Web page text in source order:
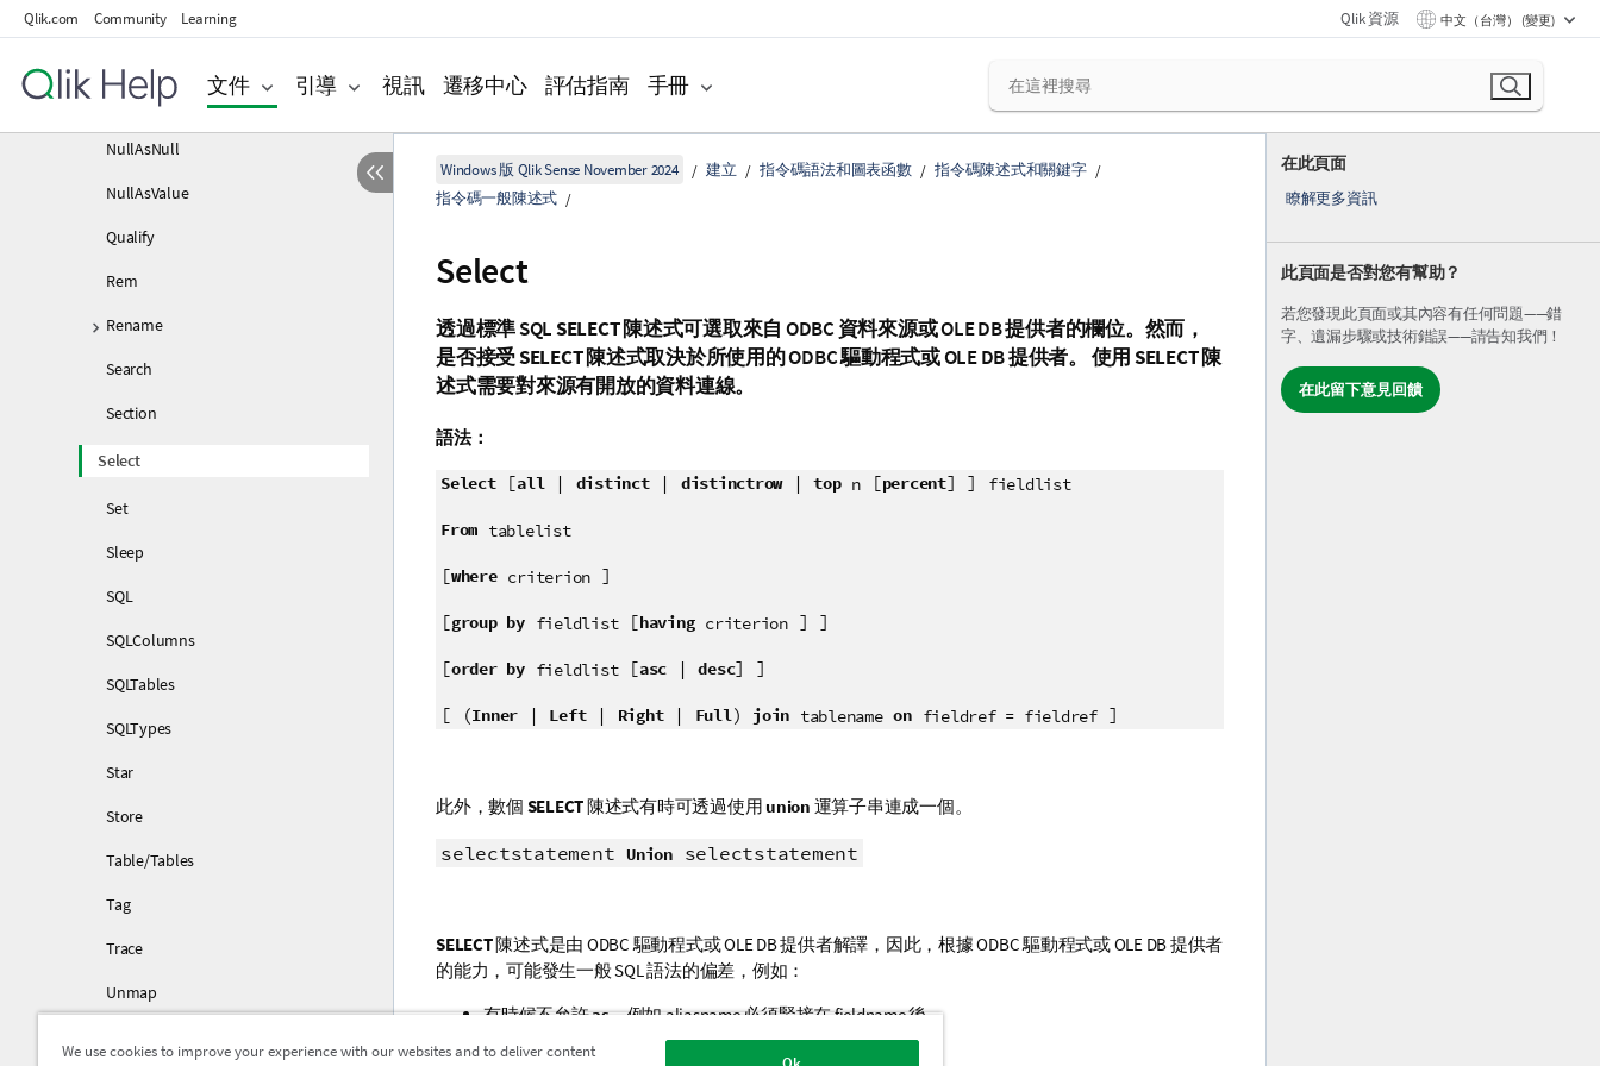
Qlik.com Community Learning Qlik 資源 中文（台灣） (變更)
文件 引導 視訊 遷移中心 評估指南 手冊
Let
Map
NullAsNull
NullAsValue
Qualify
Rem
Rename
Search
Section
Select
Set
Sleep
SQL
SQLColumns
SQLTables
SQLTypes
Star
Store
Table/Tables
Tag
Trace
Unmap
在此頁面
瞭解更多資訊
此頁面是否對您有幫助？
若您發現此頁面或其內容有任何問題——錯
字、遺漏步驟或技術錯誤——請告知我們！
在此留下意見回饋
Windows 版 Qlik Sense November 2024 建立 指令碼語法和圖表函數
指令碼陳述式和關鍵字
指令碼一般陳述式
Select
透過標準 SQLSELECT陳述式可選取來自 ODBC資料來源或OLE DB提供者的欄位。然而，
是否接受SELECT陳述式取決於所使用的ODBC驅動程式或OLE DB提供者。 使用 SELECT陳
述式需要對來源有開放的資料連線。
語法：
Select[all| distinct| distinctrow|top n [percent] ] fieldlist
From tablelist
[where criterion ]
[group by fieldlist[having criterion] ]
[order by fieldlist[asc |desc] ]
[ (Inner | Left| Right| Full) join tablename on fieldref = fieldref]
此外，數個 SELECT陳述式有時可透過使用 union 運算子串連成一個。
selectstatement Unionselectstatement
SELECT陳述式是由 ODBC 驅動程式或OLE DB提供者解譯，因此，根據ODBC驅動程式或OLE DB提供者
的能力，可能發生一般SQL 語法的偏差，例如：
有時候不允許as，例如aliasname必須緊接在fieldname後。
如果使用aliasname ，則有時會強制使用as。
We use cookies to improve your experience with our websites and to deliver content